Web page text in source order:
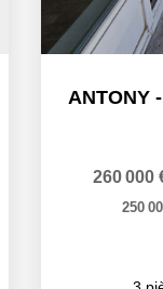
260 000
250